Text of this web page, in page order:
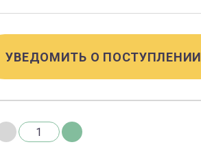
УВЕДОМИТЬ О ПОСТУПЛЕНИИ